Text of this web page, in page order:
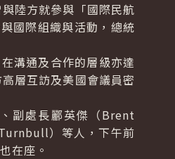
陸方就參與「國際民航
國際組織與活動，總統
溝通及合作的層級亦達
層互訪及美國會議員密
副處長酈英傑（Brent
）等人，下午前
在座。